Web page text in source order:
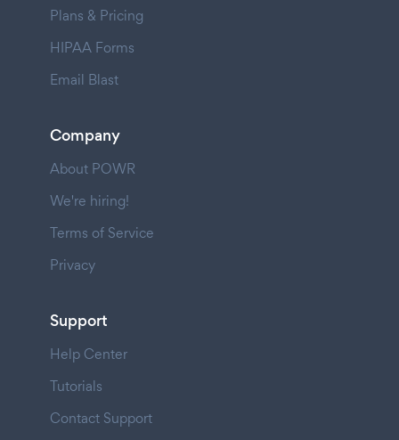
Plans & Pricing
HIPAA Forms
Email Blast
Company
About POWR
We're hiring!
Terms of Service
Privacy
Support
Help Center
Tutorials
Contact Support